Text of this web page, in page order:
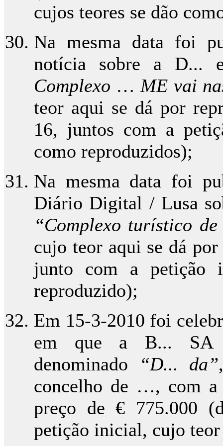
cujos teores se dão
Na mesma data foi
notícia sobre a
Complexo …ME vai
teor aqui se dá por
16, juntos com a
como reproduzidos);
Na mesma data foi
Diário Digital / Lusa
“Complexo turístico
cujo teor aqui se dá
junto com a petição
reproduzido);
Em 15-3-2010 foi
em que a B... SA
denominado
“D... da”
concelho de …, com a
preço de € 775.000
petição inicial, cujo